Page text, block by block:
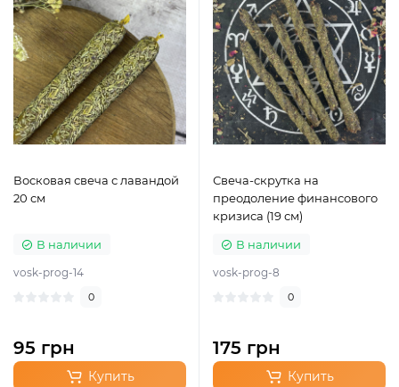
Восковая свеча с лавандой
20 см
В наличии
vosk-prog-14
0
95 грн
Купить
Свеча-скрутка на
преодоление финансового
кризиса (19 см)
В наличии
vosk-prog-8
0
175 грн
Купить